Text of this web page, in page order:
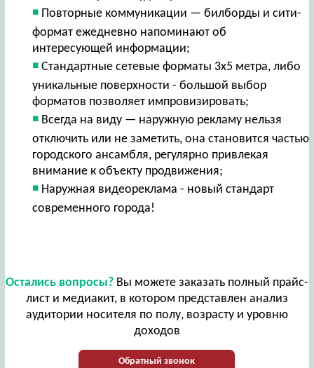
Повторные коммуникации — билборды и сити-
формат ежедневно напоминают об
интересующей информации;
Стандартные сетевые форматы 3х5 метра, либо
уникальные поверхности - большой выбор
форматов позволяет импровизировать;
Всегда на виду — наружную рекламу нельзя
отключить или не заметить, она становится частью
городского ансамбля, регулярно привлекая
внимание к объекту продвижения;
Наружная видеореклама - новый стандарт
современного города!
Остались вопросы?Вы можете заказать полный прайс-
лист и медиакит, в котором представлен анализ
аудитории носителя по полу, возрасту и уровню
доходов
Обратный звонок